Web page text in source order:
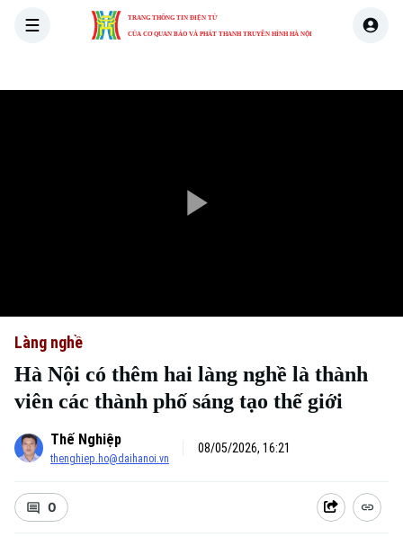
TRANG THÔNG TIN ĐIỆN TỬ
CỦA CƠ QUAN BÁO VÀ PHÁT THANH TRUYỀN HÌNH HÀ NỘI
Làng nghề
Hà Nội có thêm hai làng nghề là thành
viên các thành phố sáng tạo thế giới
Thế Nghiệp
thenghiep.ho@daihanoi.vn
08/05/2026, 16:21
0